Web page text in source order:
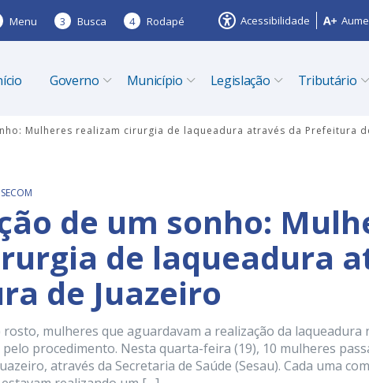
Menu 3 Busca 4 Rodapé Acessibilidade
Governo Município Legislação Tributário
Mulheres realizam cirurgia de laqueadura através da Prefeitura
de um sonho:
de laqueadura
de Juazeiro
mulheres que aguardavam a realização da laqueadura
procedimento. Nesta quarta-feira (19), 10 mulheres
através da Secretaria de Saúde (Sesau). Cada uma